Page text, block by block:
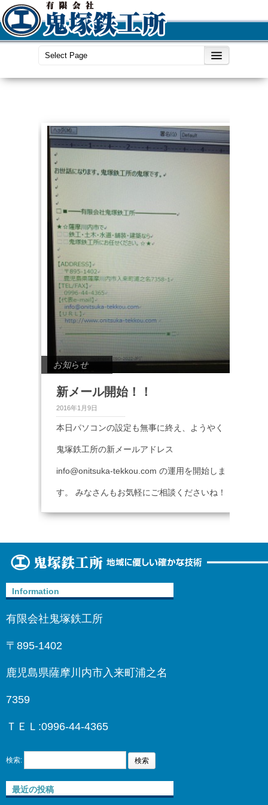
お知らせ
新メール開始！！
2016年1月9日
本日パソコンの設定も無事に終え、ようやく
鬼塚鉄工所の新メールアドレス
info@onitsuka-tekkou.com の運用を開始しま
す。 みなさんもお気軽にご相談くださいね！
Information
有限会社鬼塚鉄工所
〒895-1402
鹿児島県薩摩川内市入来町浦之名
7359
ＴＥＬ:0996-44-4365
検索:
最近の投稿